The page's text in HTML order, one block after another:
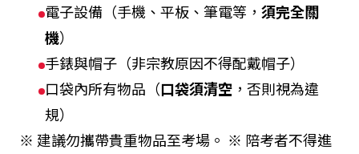
電子設備（手機、平板、筆電等， 須完全關
機）
手錶與帽子（非宗教原因不得配戴帽子）
口袋內所有物品（口袋須清空 ，否則視為違
規）
※ 建議勿攜帶貴重物品至考場。 ※ 陪考者不得進